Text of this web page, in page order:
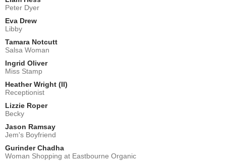
Peter Dyer
Eva Drew
Libby
Tamara Notcutt
Salsa Woman
Ingrid Oliver
Miss Stamp
Heather Wright (II)
Receptionist
Lizzie Roper
Becky
Jason Ramsay
Jem's Boyfriend
Gurinder Chadha
Woman Shopping at Eastbourne Organic